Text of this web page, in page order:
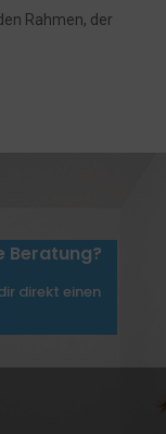
Rahmen, der
Beratung?
direkt einen